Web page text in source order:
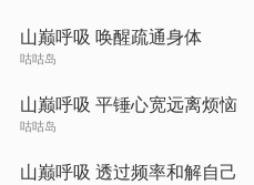
山巅呼吸 唤醒疏通身体
咕咕岛
山巅呼吸 平锤心宽远离烦恼
咕咕岛
山巅呼吸 透过频率和解自己